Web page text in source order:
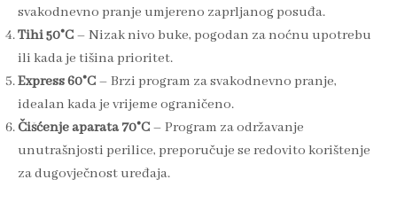
svakodnevno pranje umjereno zaprljanog posuđa.
Tihi 50°C – Nizak nivo buke, pogodan za noćnu upotrebu
ili kada je tišina prioritet.
Express 60°C – Brzi program za svakodnevno pranje,
idealan kada je vrijeme ograničeno.
Čišćenje aparata 70°C – Program za održavanje
unutrašnjosti perilice, preporučuje se redovito korištenje
za dugovječnost uređaja.